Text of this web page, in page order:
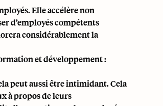
Elle accélère non
d’employés compétents
considérablement la
et développement :
peut aussi être intimidant. Cela
à propos de leurs